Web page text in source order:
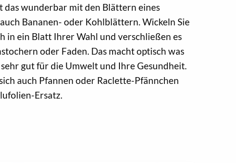
das wunderbar mit den Blättern eines
Bananen- oder Kohlblättern. Wickeln Sie
in ein Blatt Ihrer Wahl und verschließen es
oder Faden. Das macht optisch was
gut für die Umwelt und Ihre Gesundheit.
auch Pfannen oder Raclette-Pfännchen
Ersatz.